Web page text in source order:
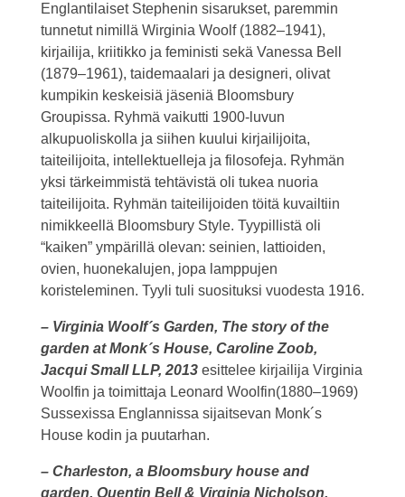
Englantilaiset Stephenin sisarukset, paremmin
tunnetut nimillä Wirginia Woolf (1882–1941),
kirjailija, kriitikko ja feministi sekä Vanessa Bell
(1879–1961), taidemaalari ja designeri, olivat
kumpikin keskeisiä jäseniä Bloomsbury
Groupissa. Ryhmä vaikutti 1900-luvun
alkupuoliskolla ja siihen kuului kirjailijoita,
taiteilijoita, intellektuelleja ja filosofeja. Ryhmän
yksi tärkeimmistä tehtävistä oli tukea nuoria
taiteilijoita. Ryhmän taiteilijoiden töitä kuvailtiin
nimikkeellä Bloomsbury Style. Tyypillistä oli
“kaiken” ympärillä olevan: seinien, lattioiden,
ovien, huonekalujen, jopa lamppujen
koristeleminen. Tyyli tuli suosituksi vuodesta 1916.
– Virginia Woolf´s Garden, The story of the
garden at Monk´s House, Caroline Zoob,
Jacqui Small LLP, 2013 esittelee kirjailija Virginia
Woolfin ja toimittaja Leonard Woolfin(1880–1969)
Sussexissa Englannissa sijaitsevan Monk´s
House kodin ja puutarhan.
– Charleston, a Bloomsbury house and
garden, Quentin Bell & Virginia Nicholson,